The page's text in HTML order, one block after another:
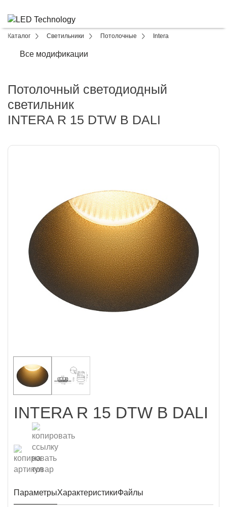
Каталог Светильники Потолочные Intera
Все модификации
Потолочный светодиодный
светильник
INTERA R 15 DTW B DALI
INTERA R 15 DTW B DALI
ПараметрыХарактеристикиФайлы